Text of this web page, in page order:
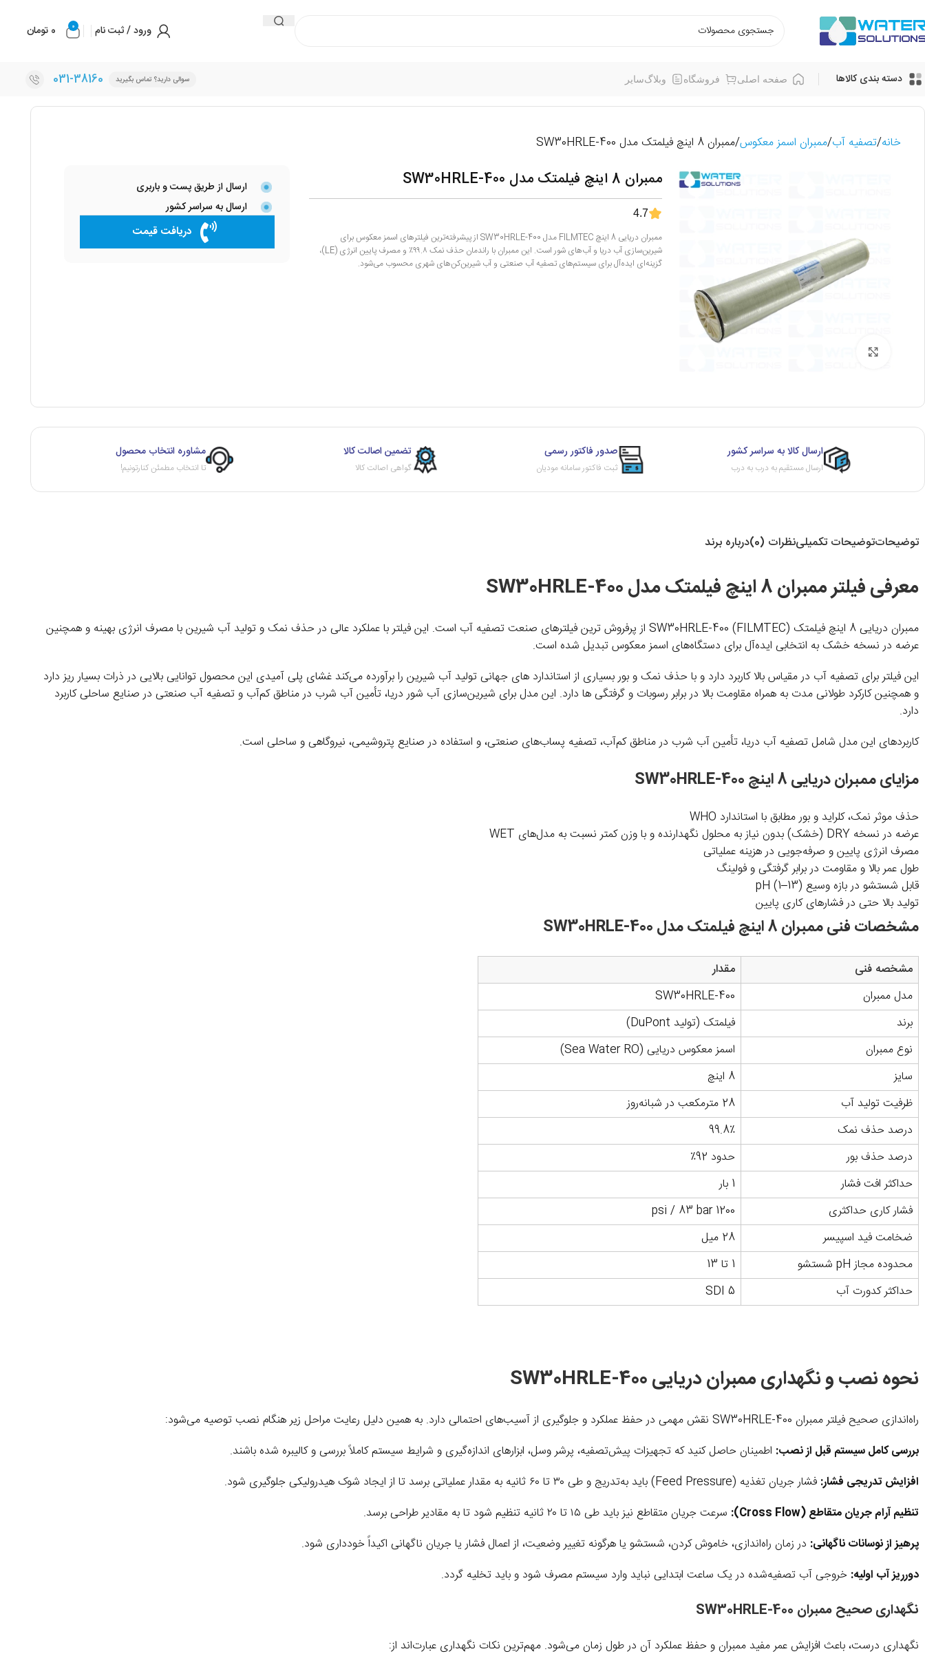
ورود / ثبت نام 0
0 تومان
دسته بندی کالاها صفحه اصلی فروشگاه وبلاگسایر سوالی دارید؟ تماس بگیرید 031-38160
خانه تصفیه آب ممبران اسمز معکوس ممبران 8 اینچ فیلمتک مدل SW30HRLE-400
ارسال از طریق پست و باربری
ارسال به سراسر کشور
دریافت قیمت
ممبران 8 اینچ فیلمتک مدل SW30HRLE-400
4.7
ممبران دریایی 8 اینچ FILMTEC مدل SW30HRLE-400 از پیشرفته‌ترین فیلترهای اسمز معکوس برای
شیرین‌سازی آب دریا و آب‌های شور است. این ممبران با راندمان حذف نمک ۹۹.۸٪ و مصرف پایین انرژی (LE)،
گزینه‌ای ایده‌آل برای سیستم‌های تصفیه آب صنعتی و آب شیرین‌کن‌های شهری محسوب می‌شود.
ارسال کالا به سراسر کشور
ارسال مستقیم به درب به درب
صدور فاکتور رسمی
ثبت فاکتور سامانه مودیان
تضمین اصالت کالا
گواهی اصالت کالا
مشاوره انتخاب محصول
تا انتخاب مطمئن کنارتونیم!
توضیحاتتوضیحات تکمیلینظرات (0) درباره برند
معرفی فیلتر ممبران 8 اینچ فیلمتک مدل SW30HRLE-400
ممبران دریایی 8 اینچ فیلمتک (FILMTEC) SW30HRLE-400 از پرفروش ترین فیلترهای صنعت تصفیه آب است. این فیلتر با عملکرد عالی در حذف نمک و تولید آب شیرین با مصرف انرژی بهینه و همچنین
عرضه در نسخه خشک به انتخابی ایده‌آل برای دستگاه‌های اسمز معکوس تبدیل شده است.
این فیلتر برای تصفیه آب در مقیاس بالا کاربرد دارد و با حذف نمک و بور بسیاری از استاندارد های جهانی تولید آب شیرین را برآورده می‌کند غشای پلی آمیدی این محصول توانایی بالایی در ذرات بسیار ریز دارد
و همچنین کارکرد طولانی مدت به همراه مقاومت بالا در برابر رسوبات و گرفتگی ها دارد. این مدل برای شیرین‌سازی آب شور دریا، تأمین آب شرب در مناطق کم‌آب و تصفیه آب صنعتی در صنایع ساحلی کاربرد
دارد.
کاربردهای این مدل شامل تصفیه آب دریا، تأمین آب شرب در مناطق کم‌آب، تصفیه پساب‌های صنعتی، و استفاده در صنایع پتروشیمی، نیروگاهی و ساحلی است.
مزایای ممبران دریایی 8 اینچ SW30HRLE-400
حذف موثر نمک، کلراید و بور مطابق با استاندارد WHO
عرضه در نسخه DRY (خشک) بدون نیاز به محلول نگهدارنده و با وزن کمتر نسبت به مدل‌های WET
مصرف انرژی پایین و صرفه‌جویی در هزینه عملیاتی
طول عمر بالا و مقاومت در برابر گرفتگی و فولینگ
قابل شستشو در بازه وسیع pH (1–13)
تولید بالا حتی در فشارهای کاری پایین
مشخصات فنی ممبران 8 اینچ فیلمتک مدل SW30HRLE-400
مشخصه فنی
مقدار
مدل ممبران
SW30HRLE-400
برند
فیلمتک (تولید DuPont)
نوع ممبران
اسمز معکوس دریایی (Sea Water RO)
سایز
8 اینچ
ظرفیت تولید آب
28 مترمکعب در شبانه‌روز
درصد حذف نمک
99.8٪
درصد حذف بور
حدود 92٪
حداکثر افت فشار
1 بار
فشار کاری حداکثری
1200 psi / 83 bar
ضخامت فید اسپیسر
28 میل
محدوده مجاز pH شستشو
1 تا 13
حداکثر کدورت آب
5 SDI
نحوه نصب و نگهداری ممبران دریایی SW30HRLE-400
راه‌اندازی صحیح فیلتر ممبران SW30HRLE-400 نقش مهمی در حفظ عملکرد و جلوگیری از آسیب‌های احتمالی دارد. به همین دلیل رعایت مراحل زیر هنگام نصب توصیه می‌شود:
بررسی کامل سیستم قبل از نصب: اطمینان حاصل کنید که تجهیزات پیش‌تصفیه، پرشر وسل، ابزارهای اندازه‌گیری و شرایط سیستم کاملاً بررسی و کالیبره شده باشند.
افزایش تدریجی فشار: فشار جریان تغذیه (Feed Pressure) باید به‌تدریج و طی ۳۰ تا ۶۰ ثانیه به مقدار عملیاتی برسد تا از ایجاد شوک هیدرولیکی جلوگیری شود.
تنظیم آرام جریان متقاطع (Cross Flow):
سرعت جریان متقاطع نیز باید طی ۱۵ تا ۲۰ ثانیه تنظیم شود تا به مقادیر طراحی برسد.
پرهیز از نوسانات ناگهانی: در زمان راه‌اندازی، خاموش کردن، شستشو یا هرگونه تغییر وضعیت، از اعمال فشار یا جریان ناگهانی اکیداً خودداری شود.
دورریز آب اولیه: خروجی آب تصفیه‌شده در یک ساعت ابتدایی نباید وارد سیستم مصرف شود و باید تخلیه گردد.
نگهداری صحیح ممبران SW30HRLE-400
نگهداری درست، باعث افزایش عمر مفید ممبران و حفظ عملکرد آن در طول زمان می‌شود. مهم‌ترین نکات نگهداری عبارت‌اند از: